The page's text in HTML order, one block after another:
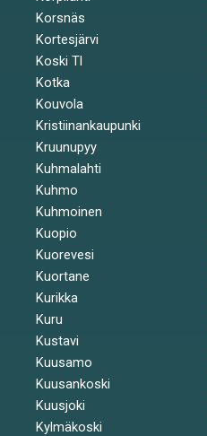
Korsnäs
Kortesjärvi
Koski Tl
Kotka
Kouvola
Kristiinankaupunki
Kruunupyy
Kuhmalahti
Kuhmo
Kuhmoinen
Kuopio
Kuorevesi
Kuortane
Kurikka
Kuru
Kustavi
Kuusamo
Kuusankoski
Kuusjoki
Kylmäkoski